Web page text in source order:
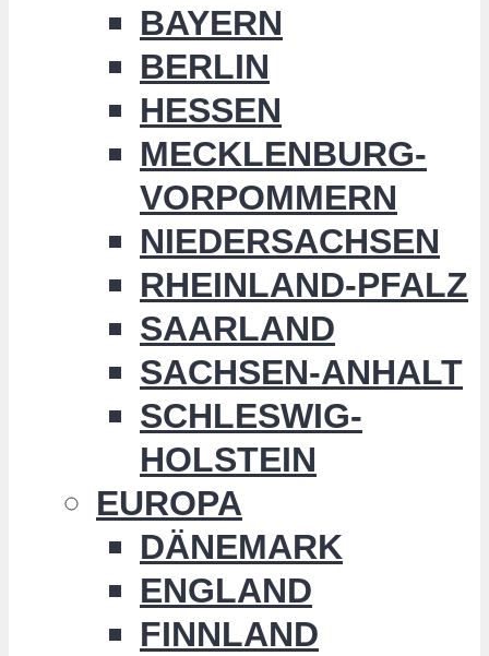
BAYERN
BERLIN
HESSEN
MECKLENBURG-
VORPOMMERN
NIEDERSACHSEN
RHEINLAND-PFALZ
SAARLAND
SACHSEN-ANHALT
SCHLESWIG-
HOLSTEIN
EUROPA
DÄNEMARK
ENGLAND
FINNLAND